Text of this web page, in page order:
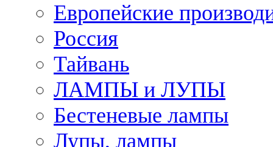
Европейские
Россия
Тайвань
ЛАМПЫ и ЛУПЫ
Бестеневые лампы
Лупы, лампы